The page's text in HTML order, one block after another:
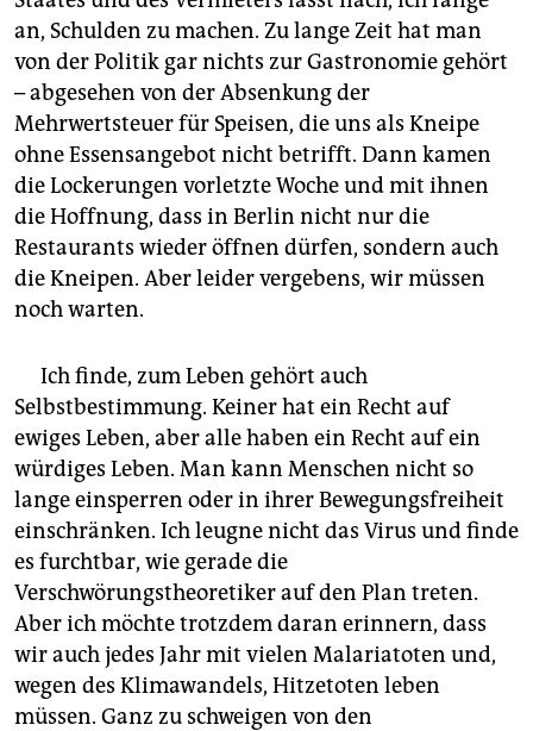
epaper login
an, Schulden zu machen. Zu lange Zeit hat man
von der Politik gar nichts zur Gastronomie gehört
– abgesehen von der Absenkung der
Mehrwertsteuer für Speisen, die uns als Kneipe
ohne Essensangebot nicht betrifft. Dann kamen
die Lockerungen vorletzte Woche und mit ihnen
die Hoffnung, dass in Berlin nicht nur die
Restaurants wieder öffnen dürfen, sondern auch
die Kneipen. Aber leider vergebens, wir müssen
noch warten.
Ich finde, zum Leben gehört auch
Selbstbestimmung. Keiner hat ein Recht auf
ewiges Leben, aber alle haben ein Recht auf ein
würdiges Leben. Man kann Menschen nicht so
lange einsperren oder in ihrer Bewegungsfreiheit
einschränken. Ich leugne nicht das Virus und finde
es furchtbar, wie gerade die
Verschwörungstheoretiker auf den Plan treten.
Aber ich möchte trotzdem daran erinnern, dass
wir auch jedes Jahr mit vielen Malaria­toten und,
wegen des Klimawandels, Hitzetoten leben
müssen. Ganz zu schweigen von den